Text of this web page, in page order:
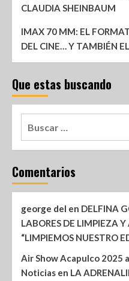
CLAUDIA SHEINBAUM
IMAX 70 MM: EL
DEL CINE… Y TAMBIÉN
Que estas buscando
Comentarios
george del en DELFINA
LABORES DE LIMPIEZA
“LIMPIEMOS NUESTRO
Air Show Acapulco 2025
Noticias en LA